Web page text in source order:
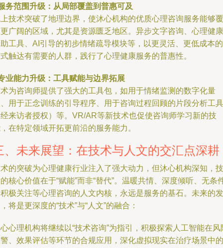
务范围升级：从局部覆盖到普惠可及
技术突破了地理边界，使沐心机构的优质心理咨询服务能够覆
广阔的区域，尤其是资源匮乏地区。异步文字咨询、心理健康
工具、AI引导的初步情绪疏导模块等，以更灵活、更低成本的
触达有需要的人群，践行了心理健康服务的普惠性。
业能力升级：工具赋能与边界拓展
为咨询师提供了强大的工具包，如用于情绪监测的数字化量
用于正念训练的引导程序、用于咨询过程回顾的片段分析工具
来访者授权）等。VR/AR等新技术也促使咨询师学习新的技
在特定领域开拓更前沿的服务能力。
、未来展望：在技术与人文的交汇点深耕
的突破为心理健康行业注入了强大动力，但沐心机构深知，技
核心价值在于“赋能”而非“替代”。温暖共情、深度倾听、无条
极关注等心理咨询的人文内核，永远是服务的基石。未来的发
将是更深度的“技术”与“人文”的融合：
心理机构将继续以“技术咨询”为指引，积极探索人工智能在风
、效果评估等环节的合规应用，深化虚拟现实在治疗场景中的